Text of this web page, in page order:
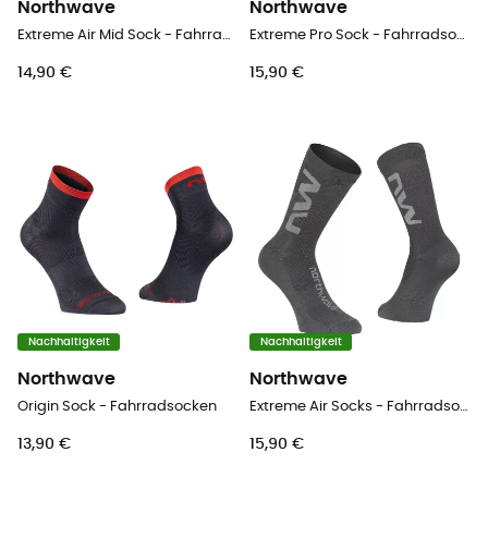
Northwave
14,90 €
Northwave
15,90 €
Nachhaltigkeit
Northwave
Origin Sock - Fahrradsocken
13,90 €
Nachhaltigkeit
Northwave
15,90 €